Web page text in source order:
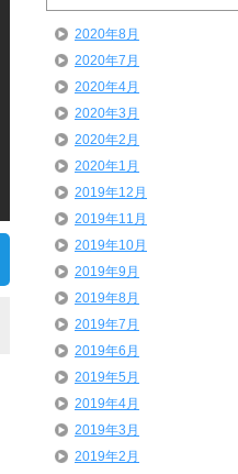
2020年8月
2020年7月
2020年4月
2020年3月
2020年2月
2020年1月
2019年12月
2019年11月
2019年10月
2019年9月
2019年8月
2019年7月
2019年6月
2019年5月
2019年4月
2019年3月
2019年2月